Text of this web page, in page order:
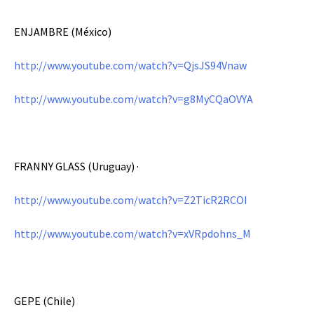
ENJAMBRE (México)
http://www.youtube.com/watch?v=QjsJS94Vnaw
http://www.youtube.com/watch?v=g8MyCQaOVYA
FRANNY GLASS (Uruguay) ·
http://www.youtube.com/watch?v=Z2TicR2RCOI
http://www.youtube.com/watch?v=xVRpdohns_M
GEPE (Chile)